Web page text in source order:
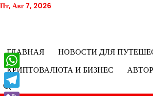
Перейти
Пт, Авг 7, 2026
ГЛАВНАЯ
НОВОСТИ ДЛЯ
КРИПТОВАЛЮТА И БИЗНЕС
WhatsApp